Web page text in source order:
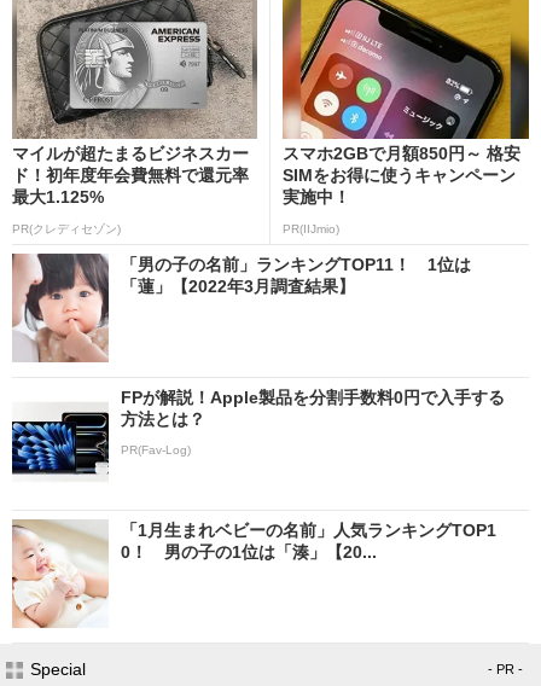
マイルが超たまるビジネスカー
ド！初年度年会費無料で還元率
最大1.125%
PR(クレディセゾン)
スマホ2GBで月額850円～ 格安
SIMをお得に使うキャンペーン
実施中！
PR(IIJmio)
「男の子の名前」ランキングTOP11！ 1位は
「蓮」【2022年3月調査結果】
FPが解説！Apple製品を分割手数料0円で入手する
方法とは？
PR(Fav-Log)
「1月生まれベビーの名前」人気ランキングTOP1
0！ 男の子の1位は「湊」【20...
Special - PR -